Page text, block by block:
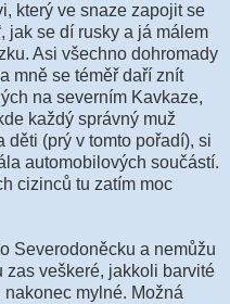
který ve snaze zapojit se
jak se dí rusky a já málem
Asi všechno dohromady
mně se téměř daří znít
na severním Kavkaze,
každý správný muž
(prý v tomto pořadí), si
automobilových součástí.
cizinců tu zatím moc
Severodoněcku a nemůžu
zas veškeré, jakkoli barvité
mylné. Možná